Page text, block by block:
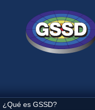
¿Qué es GSSD?